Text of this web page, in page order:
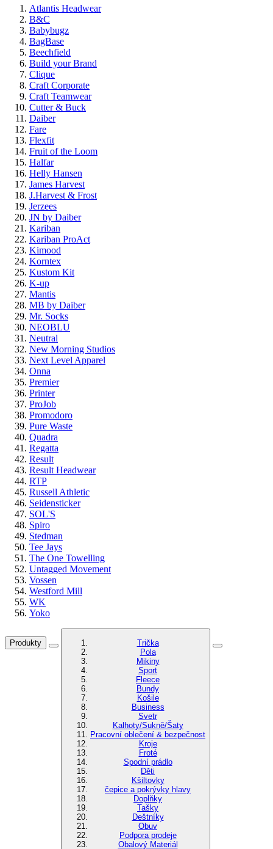
Atlantis Headwear
B&C
Babybugz
BagBase
Beechfield
Build your Brand
Clique
Craft Corporate
Craft Teamwear
Cutter & Buck
Daiber
Fare
Flexfit
Fruit of the Loom
Halfar
Helly Hansen
James Harvest
J.Harvest & Frost
Jerzees
JN by Daiber
Kariban
Kariban ProAct
Kimood
Korntex
Kustom Kit
K-up
Mantis
MB by Daiber
Mr. Socks
NEOBLU
Neutral
New Morning Studios
Next Level Apparel
Onna
Premier
Printer
ProJob
Promodoro
Pure Waste
Quadra
Regatta
Result
Result Headwear
RTP
Russell Athletic
Seidensticker
SOL'S
Spiro
Stedman
Tee Jays
The One Towelling
Untagged Movement
Vossen
Westford Mill
WK
Yoko
Produkty
Trička
Pola
Mikiny
Sport
Fleece
Bundy
Košile
Business
Svetr
Kalhoty/Sukně/Šaty
Pracovní oblečení & bezpečnost
Kroje
Froté
Spodní prádlo
Děti
Kšiltovky
čepice a pokrývky hlavy
Doplňky
Tašky
Deštníky
Obuv
Podpora prodeje
Obalový Materiál